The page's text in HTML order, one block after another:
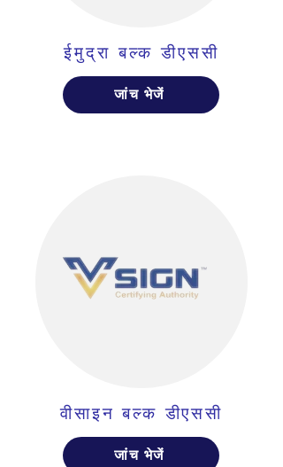
ईमुद्रा बल्क डीएससी
जांच भेजें
वीसाइन बल्क डीएससी
जांच भेजें